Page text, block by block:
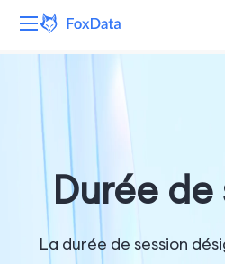
Solutions
Ressources
Durée de
La durée de session